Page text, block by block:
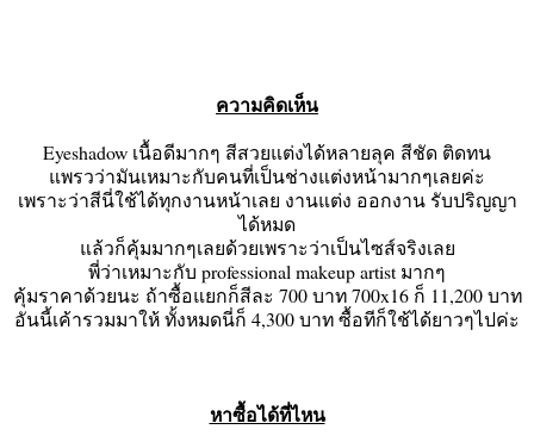
ความคิดเห็น
Eyeshadow เนื้อดีมากๆ สีสวยแต่งได้หลายลุค สีชัด ติดทน
แพรวว่ามันเหมาะกับคนที่เป็นช่างแต่งหน้ามากๆเลยค่ะ
เพราะว่าสีนี่ใช้ได้ทุกงานหน้าเลย งานแต่ง ออกงาน รับปริญญา
ได้หมด
แล้วก็คุ้มมากๆเลยด้วยเพราะว่าเป็นไซส์จริงเลย
พี่ว่าเหมาะกับ professional makeup artist มากๆ
คุ้มราคาด้วยนะ ถ้าซื้อแยกก็สีละ 700 บาท 700x16 ก็ 11,200 บาท
อันนี้เค้ารวมมาให้ ทั้งหมดนี่ก็ 4,300 บาท ซื้อทีก็ใช้ได้ยาวๆไปค่ะ
หาซื้อได้ที่ไหน